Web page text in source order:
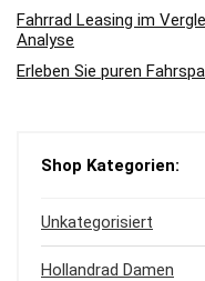
Fahrrad Leasing im
Analyse
Erleben Sie puren
Shop Kategorien:
Unkategorisiert
Hollandrad Damen